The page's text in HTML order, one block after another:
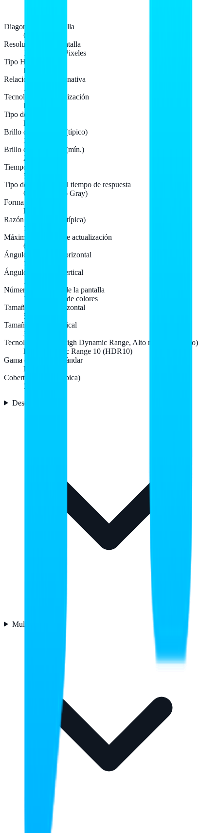
Diagonal de la pantalla
68,6 cm (27")
Resolución de la pantalla
1920 x 1080 Pixeles
Tipo HD
Full HD
Relación de aspecto nativa
16:9
Tecnología de visualización
LED
Tipo de pantalla
IPS
Brillo de la pantalla (típico)
250 cd / m²
Brillo de la pantalla (mín.)
200 cd / m²
Tiempo de respuesta
5 ms
Tipo de medición del tiempo de respuesta
GTG (Gray to Gray)
Forma de la pantalla
Plana
Razón de contraste (típica)
1000:1
Máxima velocidad de actualización
60 Hz
Ángulo de visión, horizontal
178°
Ángulo de visión, vertical
178°
Número de colores de la pantalla
16,7 millones de colores
Tamaño visible, horizontal
59,8 cm
Tamaño visible, vertical
33,6 cm
Tecnología HDR (High Dynamic Range, Alto rango dinámico)
High Dynamic Range 10 (HDR10)
Gama de colores estándar
NTSC
Cobertura NTSC (típica)
72%
Desempeño
Multimedia